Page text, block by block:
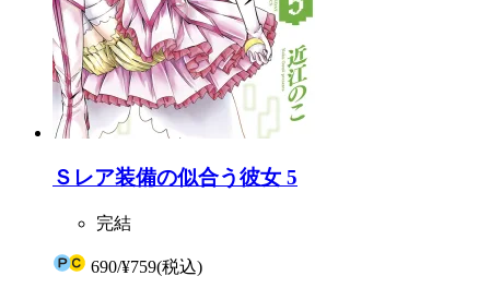
Ｓレア装備の似合う彼女 5
完結
690/¥759(税込)